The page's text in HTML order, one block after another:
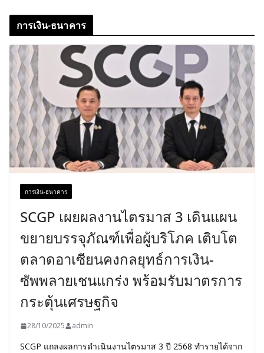
การเงิน-ธนาคาร
การเงิน-ธนาคาร
SCGP เผยผลงานไตรมาส 3 เดินแผน
ขยายบรรจุภัณฑ์เพื่อผู้บริโภค เติบโต
ตลาดอาเซียนคงกลยุทธ์การเงิน-
ซัพพลายเชนแกร่ง พร้อมรับมาตรการ
กระตุ้นเศรษฐกิจ
28/10/2025 admin
SCGP แถลงผลการดำเนินงานไตรมาส 3 ปี 2568 ทำรายได้จาก